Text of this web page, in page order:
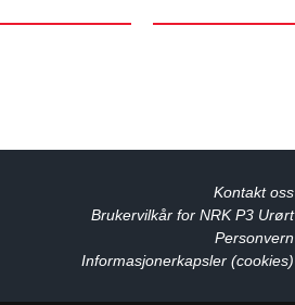
Kontakt oss
Brukervilkår for NRK P3 Urørt
Personvern
Informasjonerkapsler (cookies)